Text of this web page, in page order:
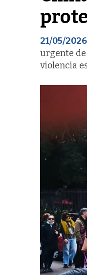
21/05/2026
urgente
violencia